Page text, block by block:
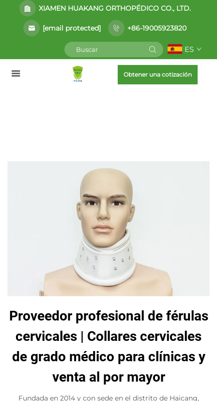
XIAMEN HUAKANG ORTHOPÉDICO CO., LTD.
[email protected] +86-19005923820
ES
Obtener una cotización
Proveedor profesional de férulas
cervicales | Collares cervicales
de grado médico para clínicas y
venta al por mayor
Fundada en 2014 y con sede en el distrito de Haicang,